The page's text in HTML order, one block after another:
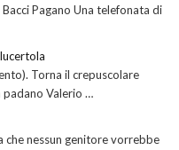
Pagano Una telefonata di
Torna il crepuscolare
Valerio …
che nessun genitore vorrebbe